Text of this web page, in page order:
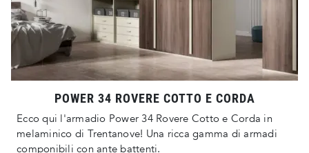
POWER 34 ROVERE COTTO E CORDA
Ecco qui l'armadio Power 34 Rovere Cotto e Corda in
melaminico di Trentanove! Una ricca gamma di armadi
componibili con ante battenti.